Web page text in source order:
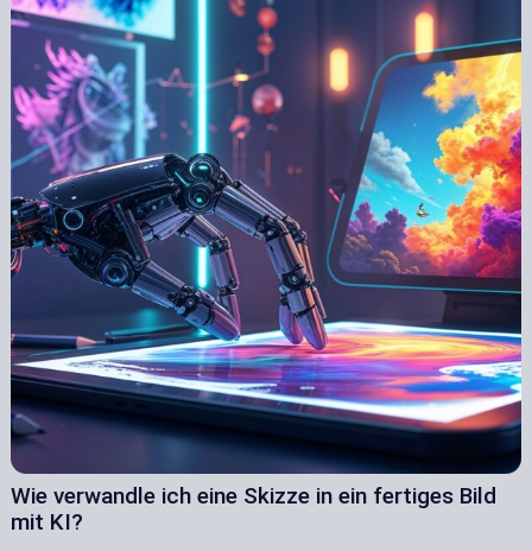
Wie verwandle ich eine Skizze in ein fertiges Bild
mit KI?